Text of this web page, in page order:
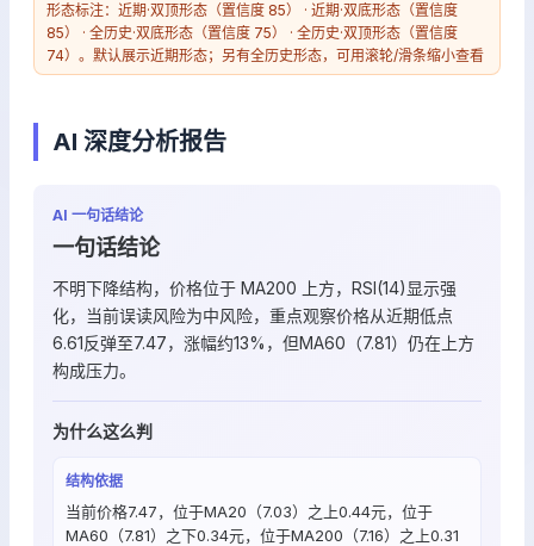
形态标注：近期·双顶形态（置信度 85） · 近期·双底形态（置信度
85） · 全历史·双底形态（置信度 75） · 全历史·双顶形态（置信度
74）。默认展示近期形态；另有全历史形态，可用滚轮/滑条缩小查看
AI 深度分析报告
AI 一句话结论
一句话结论
不明下降结构，价格位于 MA200 上方，RSI(14)显示强
化，当前误读风险为中风险，重点观察价格从近期低点
6.61反弹至7.47，涨幅约13%，但MA60（7.81）仍在上方
构成压力。
为什么这么判
结构依据
当前价格7.47，位于MA20（7.03）之上0.44元，位于
MA60（7.81）之下0.34元，位于MA200（7.16）之上0.31